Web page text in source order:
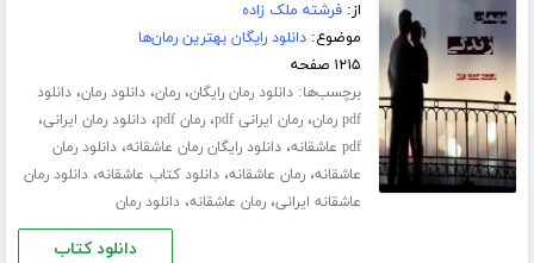
از:فرشته ملک زاده
موضوع:دانلود رایگان بهترین رمان‌ها
۱۲۱۵ صفحه
برچسب‌ها:دانلود رمان رایگان،رمان،دانلود رمان،دانلود
pdf رمان
،رمان ایرانی pdf ،رمان pdf ،دانلود رمان ایرانی،
pdf عاشقانه ،دانلود رایگان رمان عاشقانه،دانلود رمان
عاشقانه،رمان عاشقانه،دانلود کتاب عاشقانه،دانلود رمان
عاشقانه ایرانی،رمان عاشقانه،دانلود رمان
دانلود کتاب